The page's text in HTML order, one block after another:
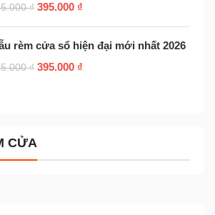
₫ 395.000 ₫
rèm cửa sổ hiện đại mới nhất 2026
₫ 395.000 ₫
CỬA